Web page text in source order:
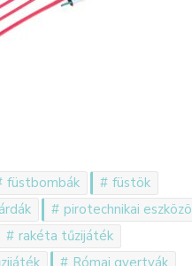
füstbombák
füstök
pirotechnikai
rakéta tűzijáték
Római gyertyák